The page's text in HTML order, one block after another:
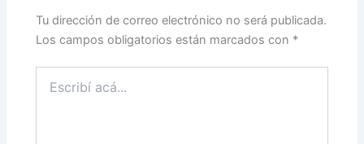
Tu dirección de correo electrónico no será publicada.
Los campos obligatorios están marcados con *
acá...